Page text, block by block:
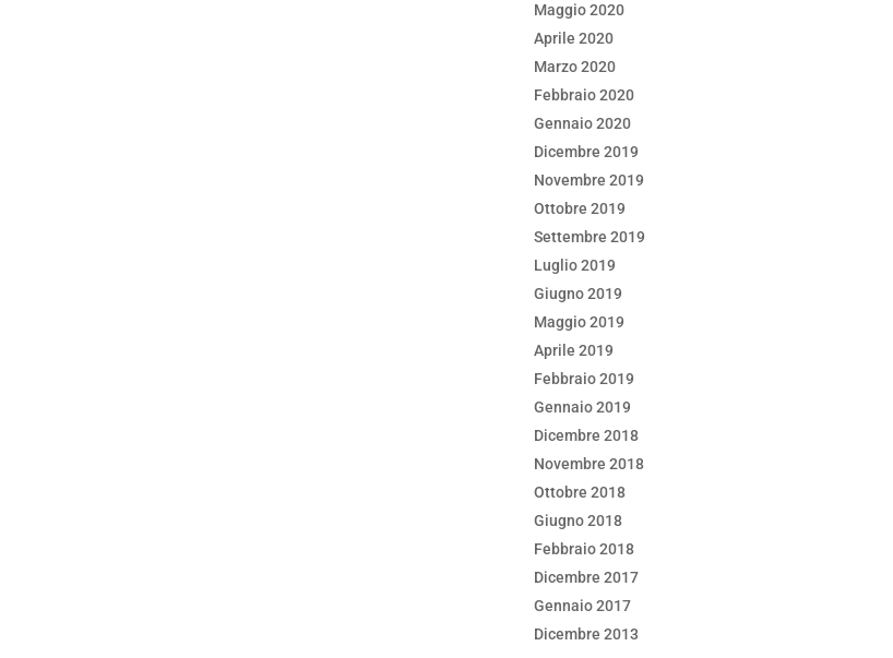
Maggio 2020
Aprile 2020
Marzo 2020
Febbraio 2020
Gennaio 2020
Dicembre 2019
Novembre 2019
Ottobre 2019
Settembre 2019
Luglio 2019
Giugno 2019
Maggio 2019
Aprile 2019
Febbraio 2019
Gennaio 2019
Dicembre 2018
Novembre 2018
Ottobre 2018
Giugno 2018
Febbraio 2018
Dicembre 2017
Gennaio 2017
Dicembre 2013